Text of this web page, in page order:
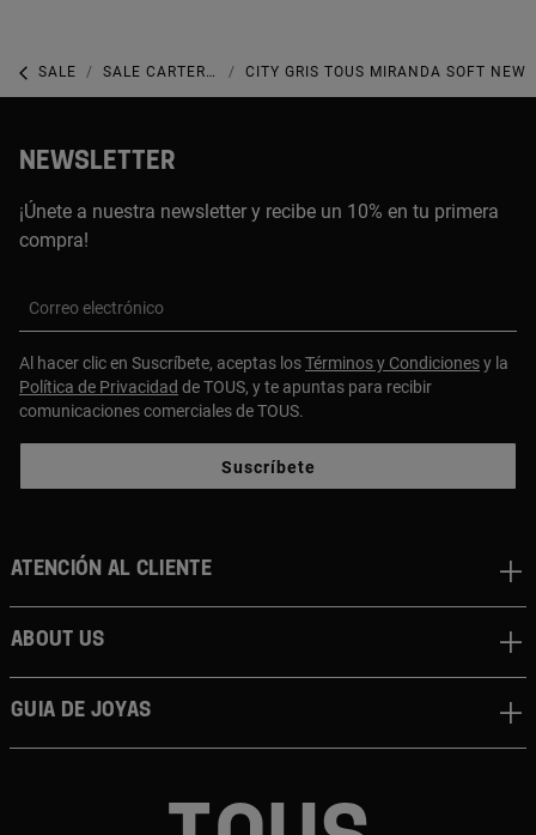
SALE SALE CARTERAS CITY GRIS TOUS MIRANDA SOFT NEW
NEWSLETTER
¡Únete a nuestra newsletter y recibe un 10% en tu primera
compra!
Correo electrónico
Al hacer clic en Suscríbete, aceptas losTérminos y Condicionesy la
Política de Privacidad de TOUS, y te apuntas para recibir
comunicaciones comerciales de TOUS.
Suscríbete
Atención al cliente
About us
Guia de joyas